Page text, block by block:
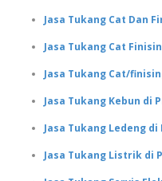
Jasa Tukang Cat Dan
Jasa Tukang Cat
Jasa Tukang Cat/
Jasa Tukang Kebun di
Jasa Tukang Ledeng
Jasa Tukang Listrik di